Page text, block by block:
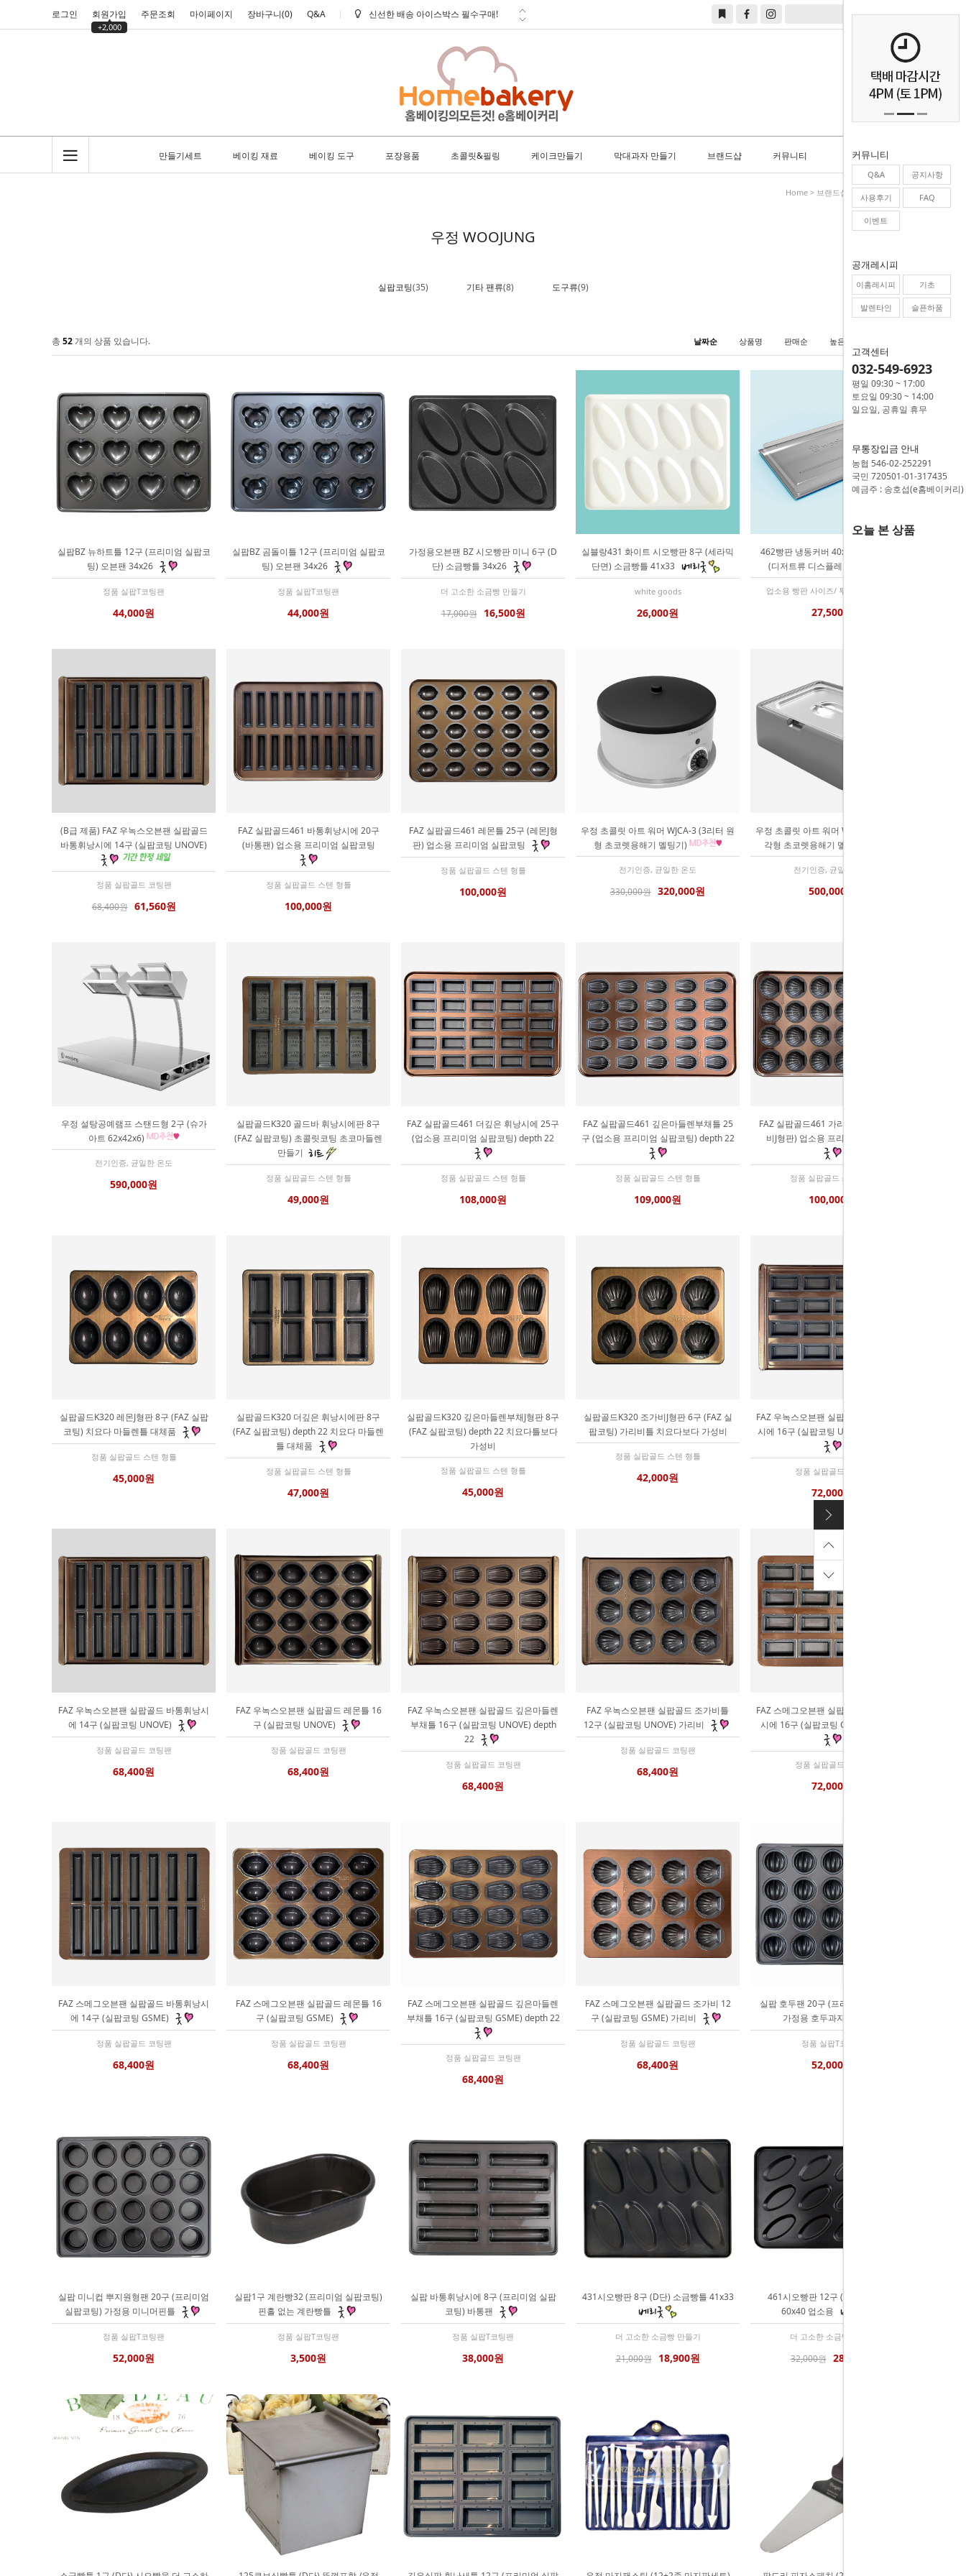
로그인 회원가입
+2,000
주문조회 마이페이지 장바구니(0) Q&A
학교 ㆍ 공공기관 후불 주문 안내
방문 수령 안내
배송 안내 (토요일에도 택배출고 및
사은품 안내
만들기세트 베이킹 재료 베이킹 도구 포장용품 초콜릿&필링 케이크만들기 막대과자 만들기 브랜드샵 커뮤니티 커뮤니티
Q&A 공지사항
사용후기 FAQ
이벤트
공개레시피
이홈레시피 기초
발렌타인 슬픈하품
고객센터
032-549-6923
평일 09:30 ~ 17:00
토요일 09:30 ~ 14:00
일요일, 공휴일 휴무
무통장입금 안내
농협 546-02-252291
국민 720501-01-317435
예금주 : 송호섭(e홈베이커리)
오늘 본 상품
Home > 브랜드샵 우정 WOOJUNG
우정 WOOJUNG
실팝코팅(35) 기타 팬류(8) 도구류(9)
총 52개의 상품 있습니다. 날짜순 상품명 판매순 높은가격
실팝BZ 뉴하트틀 12구 (프리미엄 실팝코
팅) 오븐팬 34x26
정품 실팝T코팅팬
44,000원
실팝BZ 곰돌이틀 12구 (프리미엄 실팝코
팅) 오븐팬 34x26
정품 실팝T코팅팬
44,000원
가정용오븐팬 BZ 시오빵판 미니 6구 (D
단) 소금빵틀 34x26
더 고소한 소금빵 만들기
17,000원 16,500원
실블랑431 화이트 시오빵판 8구 (세라믹
단면) 소금빵틀 41x33
white goods
26,000원
462빵판 냉동커버 40x60x5 투명 페트
(디저트류 디스플레이용)
업소용 빵판 사이즈/ 투명 케이스 커버
27,500원
(B급 제품) FAZ 우녹스오븐팬 실팝골드
바통휘낭시에 14구 (실팝코팅 UNOVE)
정품 실팝골드 코팅팬
68,400원 61,560원
FAZ 실팝골드461 바통휘낭시에 20구
(바통팬) 업소용 프리미엄 실팝코팅
정품 실팝골드 스텐 형틀
100,000원
FAZ 실팝골드461 레몬틀 25구 (레몬J형
판) 업소용 프리미엄 실팝코팅
정품 실팝골드 스텐 형틀
100,000원
우정 초콜릿 아트 워머 WJCA-3 (3리터 원
형 초코렛용해기 멜팅기)
전기인증, 균일한 온도
330,000원 320,000원
우정 초콜릿 아트 워머 WJCA-7 (7리터 사
각형 초코렛용해기 멜팅기)
전기인증, 균일한 온도
500,000원
우정 설탕공예램프 스탠드형 2구 (슈가
아트 62x42x6)
전기인증, 균일한 온도
590,000원
실팝골드K320 골드바 휘낭시에판 8구
(FAZ 실팝코팅) 초콜릿코팅 초코마들렌
만들기
정품 실팝골드 스텐 형틀
49,000원
FAZ 실팝골드461 더깊은 휘낭시에 25구
(업소용 프리미엄 실팝코팅) depth 22
정품 실팝골드 스텐 형틀
108,000원
FAZ 실팝골드461 깊은마들렌부채틀 25
구 (업소용 프리미엄 실팝코팅) depth 22
정품 실팝골드 스텐 형틀
109,000원
FAZ 실팝골드461 가리비틀 24구 (조가
비J형판) 업소용 프리미엄 실팝코팅
정품 실팝골드 스텐 형틀
100,000원
실팝골드K320 레몬J형판 8구 (FAZ 실팝
코팅) 치요다 마들렌틀 대체품
정품 실팝골드 스텐 형틀
45,000원
실팝골드K320 더깊은 휘낭시에판 8구
(FAZ 실팝코팅) depth 22 치요다 마들렌
틀 대체품
정품 실팝골드 스텐 형틀
47,000원
실팝골드K320 깊은마들렌부채J형판 8구
(FAZ 실팝코팅) depth 22 치요다틀보다
가성비
정품 실팝골드 스텐 형틀
45,000원
실팝골드K320 조가비J형판 6구 (FAZ 실
팝코팅) 가리비틀 치요다보다 가성비
정품 실팝골드 스텐 형틀
42,000원
FAZ 우녹스오븐팬 실팝골드 더깊은 휘낭
시에 16구 (실팝코팅 UNOVE) depth 22
정품 실팝골드 코팅팬
72,000원
FAZ 우녹스오븐팬 실팝골드 바통휘낭시
에 14구 (실팝코팅 UNOVE)
정품 실팝골드 코팅팬
68,400원
FAZ 우녹스오븐팬 실팝골드 레몬틀 16
구 (실팝코팅 UNOVE)
정품 실팝골드 코팅팬
68,400원
FAZ 우녹스오븐팬 실팝골드 깊은마들렌
부채틀 16구 (실팝코팅 UNOVE) depth
22
정품 실팝골드 코팅팬
68,400원
FAZ 우녹스오븐팬 실팝골드 조가비틀
12구 (실팝코팅 UNOVE) 가리비
정품 실팝골드 코팅팬
68,400원
FAZ 스메그오븐팬 실팝골드 더깊은 휘낭
시에 16구 (실팝코팅 GSME) depth 22
정품 실팝골드 코팅팬
72,000원
FAZ 스메그오븐팬 실팝골드 바통휘낭시
에 14구 (실팝코팅 GSME)
정품 실팝골드 코팅팬
68,400원
FAZ 스메그오븐팬 실팝골드 레몬틀 16
구 (실팝코팅 GSME)
정품 실팝골드 코팅팬
68,400원
FAZ 스메그오븐팬 실팝골드 깊은마들렌
부채틀 16구 (실팝코팅 GSME) depth 22
정품 실팝골드 코팅팬
68,400원
FAZ 스메그오븐팬 실팝골드 조가비 12
구 (실팝코팅 GSME) 가리비
정품 실팝골드 코팅팬
68,400원
실팝 호두팬 20구 (프리미엄 실팝코팅)
가정용 호두과자틀
정품 실팝T코팅팬
52,000원
실팝 미니컵 뿌지원형팬 20구 (프리미엄
실팝코팅) 가정용 미니머핀틀
정품 실팝T코팅팬
52,000원
실팝1구 계란빵32 (프리미엄 실팝코팅)
핀홀 없는 계란빵틀
정품 실팝T코팅팬
3,500원
실팝 바통휘낭시에 8구 (프리미엄 실팝
코팅) 바통팬
정품 실팝T코팅팬
38,000원
431시오빵판 8구 (D단) 소금빵틀 41x33
더 고소한 소금빵 만들기
21,000원 18,900원
461시오빵판 12구 (D단) 소금빵틀
60x40 업소용
더 고소한 소금빵 만들기
32,000원 28,900원